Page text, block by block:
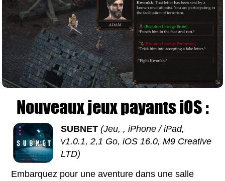
Nouveaux jeux payants iOS :
SUBNET (Jeu, , iPhone / iPad,
v1.0.1, 2,1 Go, iOS 16.0, M9 Creative
LTD)
Embarquez pour une aventure dans une salle